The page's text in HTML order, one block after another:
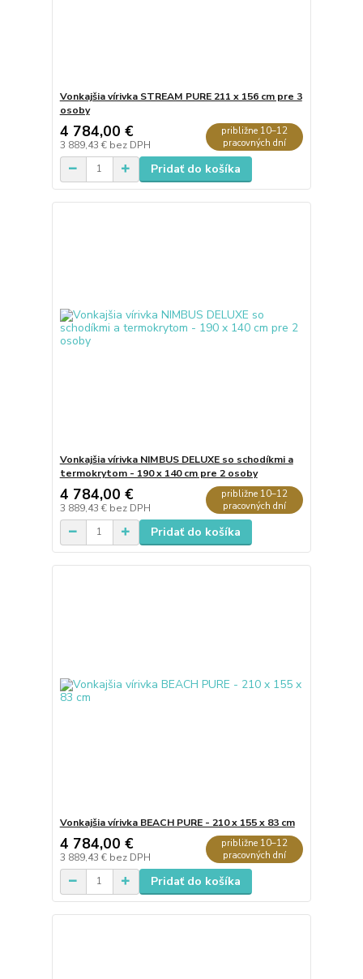
Vonkajšia vírivka STREAM PURE 211 x 156 cm pre 3
osoby
4 784,00 €
3 889,43 € bez DPH
približne 10–12
pracovných dní
Pridať do košíka
Vonkajšia vírivka NIMBUS DELUXE so schodíkmi a
termokrytom - 190 x 140 cm pre 2 osoby
4 784,00 €
3 889,43 € bez DPH
približne 10–12
pracovných dní
Pridať do košíka
Vonkajšia vírivka BEACH PURE - 210 x 155 x 83 cm
4 784,00 €
3 889,43 € bez DPH
približne 10–12
pracovných dní
Pridať do košíka